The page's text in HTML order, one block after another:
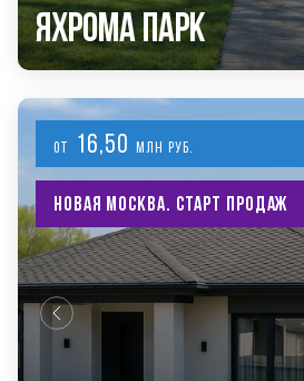
Яхрома Парк
от 16,50 млн руб.
Новая Москва. Старт продаж